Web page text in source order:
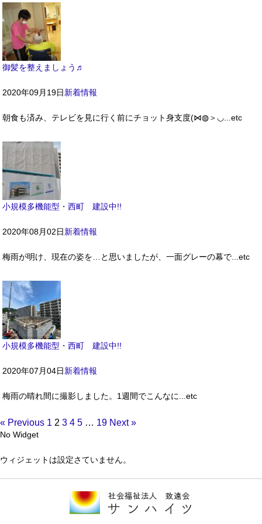
御髪を整えましょう♬
2020年09月19日新着情報
朝食も済み、テレビを見に行く前にチョット身支度(⋈◍＞◡...etc
小規模多機能型・西町 建設中!!
2020年08月02日新着情報
梅雨が明け、現在の姿を…と思いましたが、一面グレーの幕で...etc
小規模多機能型・西町 建設中!!
2020年07月04日新着情報
梅雨の晴れ間に撮影しました。1週間でこんなに...etc
« Previous 1 2 3 4 5 … 19 Next »
No Widget
ウィジェットは設定さていません。